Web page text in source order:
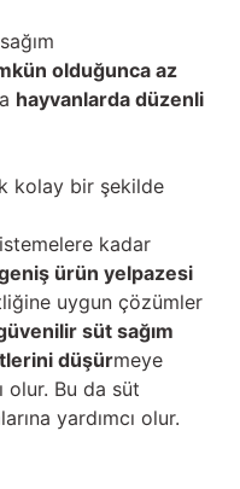
olduğunca az
hayvanlarda düzenli
kolay bir şekilde
kadar
ürün yelpazesi
uygun çözümler
süt sağım
düşürmeye
olur. Bu da süt
yardımcı olur.